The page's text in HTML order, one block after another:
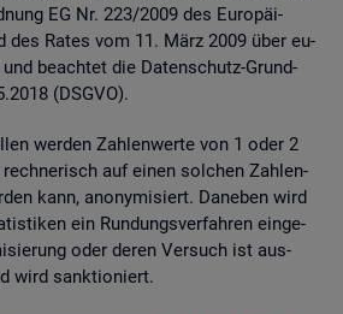
EG Nr. 223/2009 des Eu­ro­päi­
des Rates vom 11. März 2009 über eu­
be­ach­tet die Da­ten­schutz-Grund­
(DSGVO).
wer­den Zah­len­wer­te von 1 oder 2
rech­ne­risch auf einen sol­chen Zah­len­
kann, an­ony­mi­siert. Da­ne­ben wird
ein Run­dungs­ver­fah­ren ein­ge­
oder deren Ver­such ist aus­
wird sank­tio­niert.